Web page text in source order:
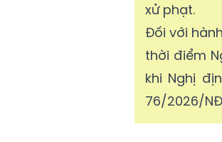
xử phạt.
Đối với
thời điểm
khi Nghị
76/2026/